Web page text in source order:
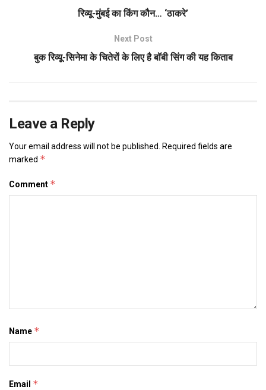
रिव्यू-मुंबई का किंग कौन… ‘ठाकरे’
Next Post
बुक रिव्यू-सिनेमा के चितेरों के लिए है बॉबी सिंग की यह किताब
Leave a Reply
Your email address will not be published.
Required fields are
marked *
Comment *
Name *
Email *